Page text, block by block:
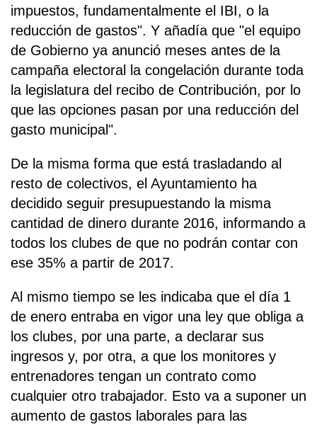
impuestos, fundamentalmente el IBI, o la
reducción de gastos". Y añadía que "el equipo
de Gobierno ya anunció meses antes de la
campaña electoral la congelación durante toda
la legislatura del recibo de Contribución, por lo
que las opciones pasan por una reducción del
gasto municipal".
De la misma forma que está trasladando al
resto de colectivos, el Ayuntamiento ha
decidido seguir presupuestando la misma
cantidad de dinero durante 2016, informando a
todos los clubes de que no podrán contar con
ese 35% a partir de 2017.
Al mismo tiempo se les indicaba que el día 1
de enero entraba en vigor una ley que obliga a
los clubes, por una parte, a declarar sus
ingresos y, por otra, a que los monitores y
entrenadores tengan un contrato como
cualquier otro trabajador. Esto va a suponer un
aumento de gastos laborales para las